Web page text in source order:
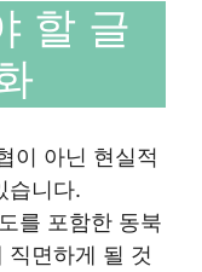
할 글
이 아닌 현실적
습니다.
를 포함한 동북
직면하게 될 것